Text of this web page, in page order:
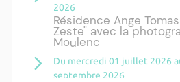
2026
Résidence Ange
Zeste" avec la
Moulenc
Du mercredi 01 juillet 2026
septembre 2026